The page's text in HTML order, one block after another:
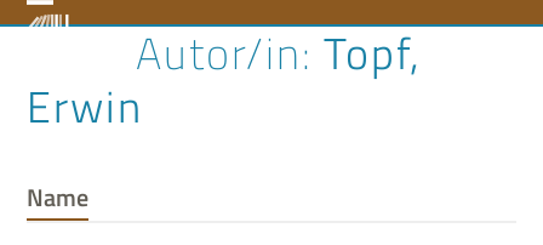
to Open
menu
Close
menu
Topf,
Erwin
Name